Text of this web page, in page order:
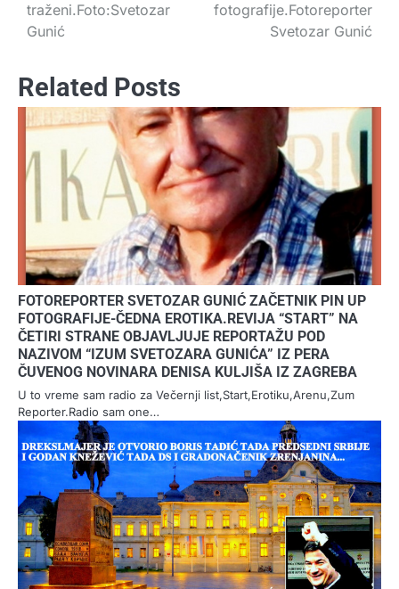
traženi.Foto:Svetozar
Gunić
fotografije.Fotoreporter
Svetozar Gunić
Related Posts
FOTOREPORTER SVETOZAR GUNIĆ ZAČETNIK PIN UP
FOTOGRAFIJE-ČEDNA EROTIKA.REVIJA “START” NA
ČETIRI STRANE OBJAVLJUJE REPORTAŽU POD
NAZIVOM “IZUM SVETOZARA GUNIĆA” IZ PERA
ČUVENOG NOVINARA DENISA KULJIŠA IZ ZAGREBA
U to vreme sam radio za Večernji list,Start,Erotiku,Arenu,Zum
Reporter.Radio sam one…